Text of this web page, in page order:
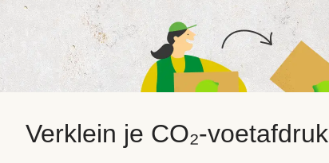
Verklein je CO₂-voetafdruk